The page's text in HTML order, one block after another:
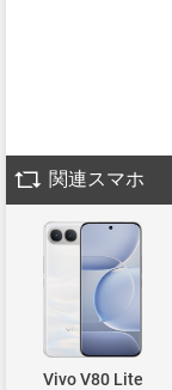
関連スマホ
Vivo V80 Lite